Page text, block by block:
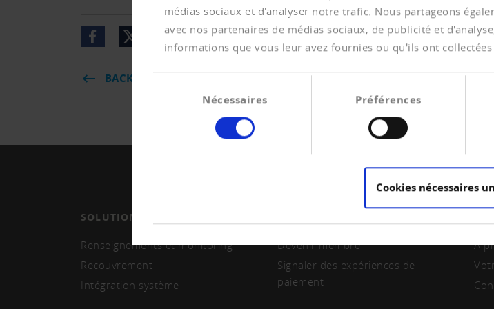
médias sociaux et d'analyser notre trafic. Nous partageons
avec nos partenaires de médias sociaux, de publicité et
informations que vous leur avez fournies ou qu'ils ont
consentement
Nécessaires Préférences
Cookies nécessaires
BACK
SOLUTIONS
Renseignements et monitoring
Recouvrement
Intégration système
Devenir membre
Signaler des expériences de
paiement
A